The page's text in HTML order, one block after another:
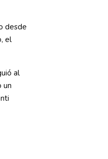
desde
el
al
un